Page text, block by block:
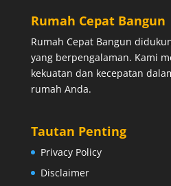
Rumah Cepat Bangun
Rumah Cepat Bangun
yang berpengalaman. Kami
kekuatan dan kecepatan
rumah Anda.
Tautan Penting
Privacy Policy
Disclaimer